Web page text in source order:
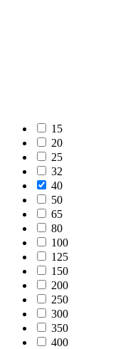
15
20
25
32
40
50
65
80
100
125
150
200
250
300
350
400